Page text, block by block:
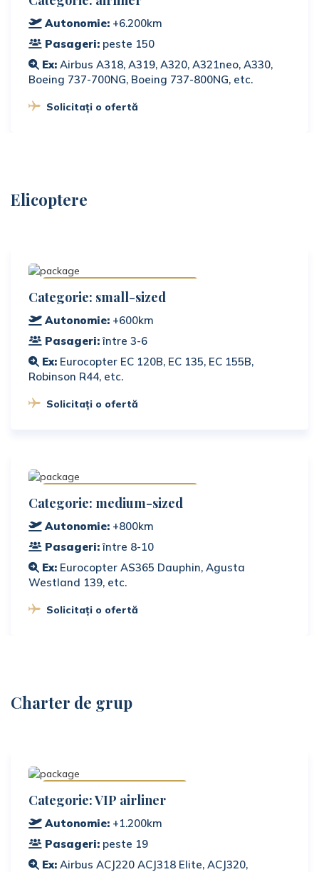
Autonomie: +6.200km
Pasageri: peste 150
Ex: Airbus A318, A319, A320, A321neo, A330,
Boeing 737-700NG, Boeing 737-800NG, etc.
Solicitați o ofertă
Elicoptere
Disponibile în România
Categorie: small-sized
Autonomie: +600km
Pasageri:între 3-6
Ex: Eurocopter EC 120B, EC 135, EC 155B,
Robinson R44, etc.
Solicitați o ofertă
Disponibile în România
Categorie: medium-sized
Autonomie: +800km
Pasageri:între 8-10
Ex: Eurocopter AS365 Dauphin, Agusta
Westland 139, etc.
Solicitați o ofertă
Charter de grup
Disponibile la cerere
Categorie: VIP airliner
Autonomie: +1.200km
Pasageri: peste 19
Ex: Airbus ACJ220 ACJ318 Elite, ACJ320,